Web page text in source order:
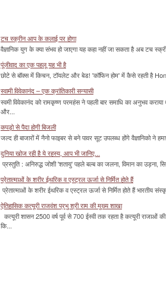
टच स्क्रीन आप के कलाई पर होगा
वैज्ञानिक युग के क्या संभव हो जाएगा यह कहा नहीं जा सकता है अब टच
पूंजीवाद का एक पहलू यह भी है
छोटे से बॉक्‍स में किचन, टॉयलेट और बेड! 'कॉफिन होम' में कैसे रहती है
स्वामी विवेकानंद – एक क्रांतिकारी सन्यासी
स्वमी विवेकानंद को रामकृष्ण परमहंस ने पहली बार समाधि का अनुभव
और...
कपड़ो से पैदा होगी बिजली
जल्द ही बाजारों में नैनो फाइबर से बने पावर सूट उपलब्ध होंगे वैज्ञानिको ने
दुनिया खोज रही है ये रहस्य, आप भी जानिए...
प्रस्तुति : अनिरुद्ध जोशी 'शतायु' पहले बल्ब का जलना, विमान का उड़ना,
प्रेतात्माओं के शरीर ईथरिक व एस्ट्रल ऊर्जा से निर्मित होते हैं
प्रेतात्माओं के शरीर ईथरिक व एस्ट्रल ऊर्जा से निर्मित होते हैं
ऐतिहासिक कत्यूरी राजवंश प्रभु श्री राम की मुख्य शाखा
कत्यूरी शासन 2500 वर्ष पूर्व से 700 ईस्वी तक रहता है कत्यूरी राजाओं
कि...